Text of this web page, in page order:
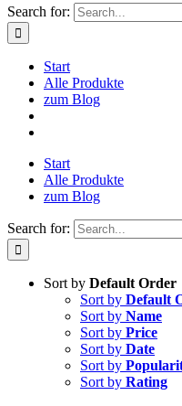
Search for:
Start
Alle Produkte
zum Blog
Start
Alle Produkte
zum Blog
Search for:
Sort by Default Order
Sort by Default
Sort by Name
Sort by Price
Sort by Date
Sort by
Sort by Rating